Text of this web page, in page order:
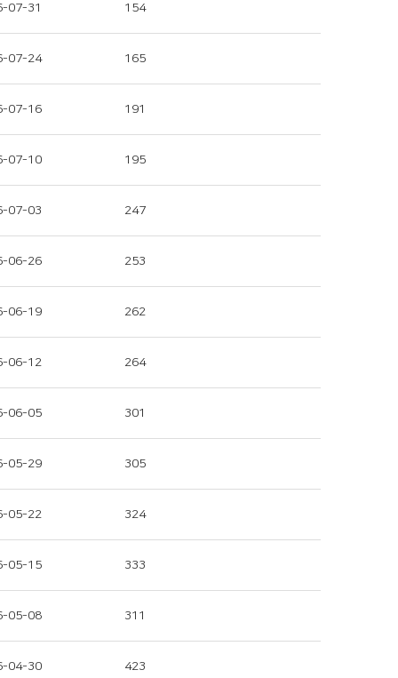
07-31 154
07-24 165
07-16 191
07-10 195
07-03 247
06-26 253
06-19 262
06-12 264
06-05 301
05-29 305
05-22 324
05-15 333
05-08 311
04-30 423